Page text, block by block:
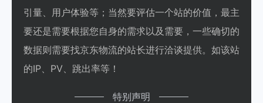
引量、用户体验等；当然要评估一个站的价值，最主
要还是需要根据您自身的需求以及需要，一些确切的
数据则需要找京东物流的站长进行洽谈提供。如该站
的IP、PV、跳出率等！
特别声明